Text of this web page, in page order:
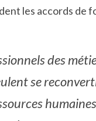
les accords
des
se